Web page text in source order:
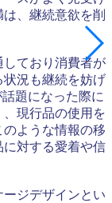
、継続意欲を削
しており消費者が
況も継続を妨げ
題になった際に
現行品の使用を
ような情報の移
に対する愛着や信
ジデザインとい